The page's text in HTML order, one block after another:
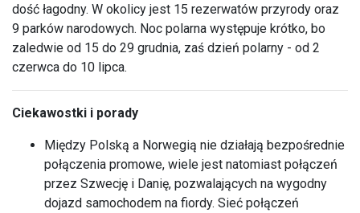
dość łagodny. W okolicy jest 15 rezerwatów przyrody oraz
9 parków narodowych. Noc polarna występuje krótko, bo
zaledwie od 15 do 29 grudnia, zaś dzień polarny - od 2
czerwca do 10 lipca.
Ciekawostki i porady
Między Polską a Norwegią nie działają bezpośrednie
połączenia promowe, wiele jest natomiast połączeń
przez Szwecję i Danię, pozwalających na wygodny
dojazd samochodem na fiordy. Sieć połączeń